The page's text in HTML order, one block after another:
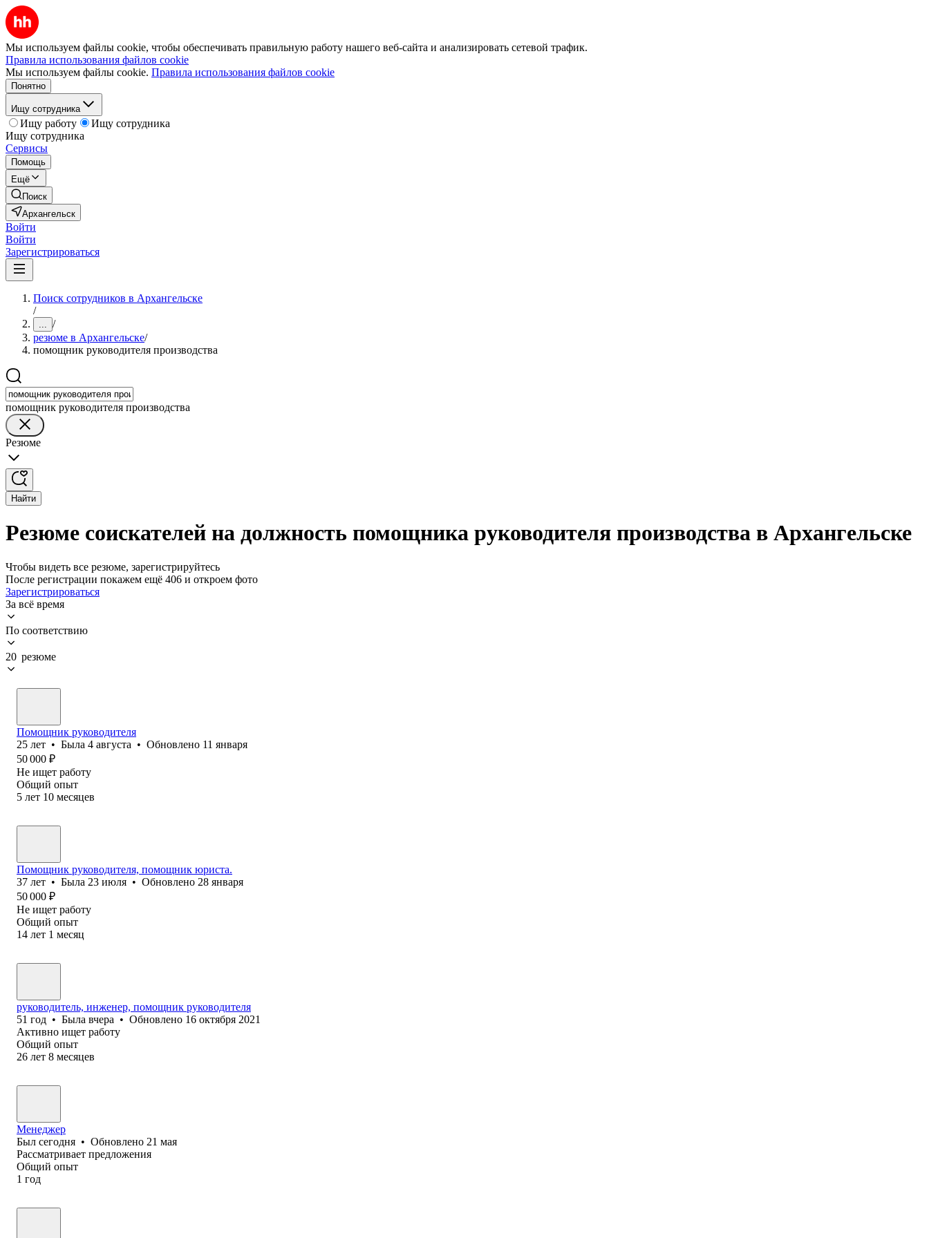
Мы используем файлы cookie, чтобы обеспечивать правильную работу нашего веб-сайта и анализировать сетевой трафик.
Правила использования файлов cookie
Мы используем файлы cookie. Правила использования файлов cookie
Понятно
Ищу сотрудника
Ищу работу
Ищу сотрудника
Ищу сотрудника
Сервисы
Помощь
Ещё
Поиск
Архангельск
Войти
Войти
Зарегистрироваться
Поиск сотрудников в Архангельске
/
... /
резюме в Архангельске/
помощник руководителя производства
помощник руководителя производства
Резюме
Найти
Резюме соискателей на должность помощника руководителя производства в Архангельске
Чтобы видеть все резюме, зарегистрируйтесь
После регистрации покажем ещё 406 и откроем фото
Зарегистрироваться
За всё время
По соответствию
20 резюме
Помощник руководителя
25 лет • Была 4 августа • Обновлено 11 января
50 000 ₽
Не ищет работу
Общий опыт
5 лет 10 месяцев
Помощник руководителя, помощник юриста.
37 лет • Была 23 июля • Обновлено 28 января
50 000 ₽
Не ищет работу
Общий опыт
14 лет 1 месяц
руководитель, инженер, помощник руководителя
51 год • Была вчера • Обновлено 16 октября 2021
Активно ищет работу
Общий опыт
26 лет 8 месяцев
Менеджер
Был сегодня • Обновлено 21 мая
Рассматривает предложения
Общий опыт
1 год